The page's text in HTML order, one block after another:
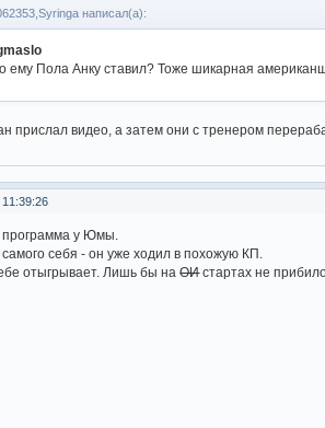
написал(а):
ему Пола Анку ставил? Тоже шикарная
прислал видео, а затем они с тренером
программа у Юмы.
себя - он уже ходил в похожую КП.
отыгрывает. Лишь бы наОИстартах не